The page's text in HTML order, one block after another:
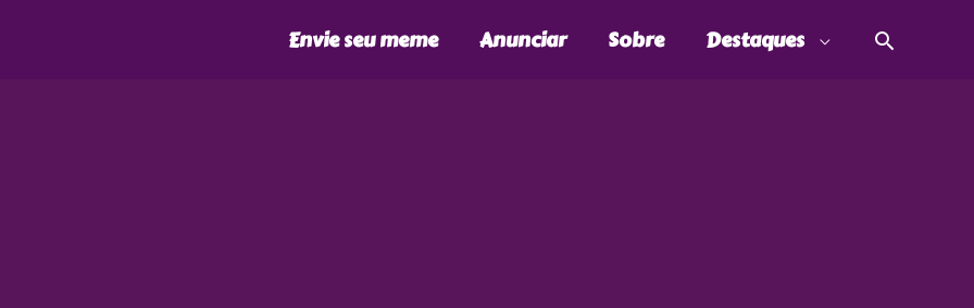
Envie seu meme Anunciar Sobre Destaques